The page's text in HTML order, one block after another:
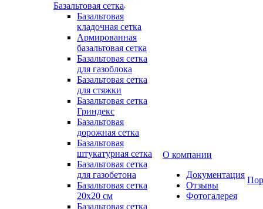
Базальтовая сетка
Базальтовая
кладочная сетка
Армированная
базальтовая сетка
Базальтовая сетка
для газоблока
Базальтовая сетка
для стяжки
Базальтовая сетка
Гриндекс
Базальтовая
дорожная сетка
Базальтовая
штукатурная сетка
Базальтовая сетка
для газобетона
Базальтовая сетка
20x20 см
Базальтовая сетка
О компании
Документация
Отзывы
Фотогалерея